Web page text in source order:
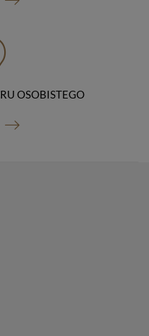
Warszawa) oraz
danych
zgody na
momencie;
na zgodność z prawem
celu wykonania swoich
żądanie.
pliki cookies.
maksymalnej
(w tym Kupujących)
zbieranie
reklamowych i
w przeglądarce
OSOBISTEGO